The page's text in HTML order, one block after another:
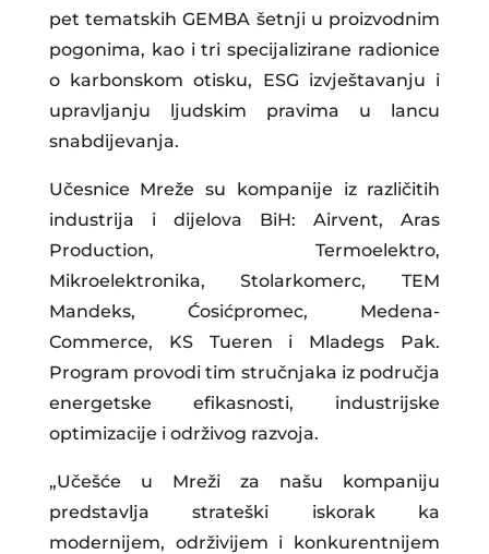
pet tematskih GEMBA šetnji u proizvodnim
pogonima, kao i tri specijalizirane radionice
o karbonskom otisku, ESG izvještavanju i
upravljanju ljudskim pravima u lancu
snabdijevanja.
Učesnice Mreže su kompanije iz različitih
industrija i dijelova BiH: Airvent, Aras
Production, Termoelektro,
Mikroelektronika, Stolarkomerc, TEM
Mandeks, Ćosićpromec, Medena-
Commerce, KS Tueren i Mladegs Pak.
Program provodi tim stručnjaka iz područja
energetske efikasnosti, industrijske
optimizacije i održivog razvoja.
„Učešće u Mreži za našu kompaniju
predstavlja strateški iskorak ka
modernijem, održivijem i konkurentnijem